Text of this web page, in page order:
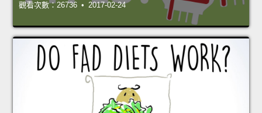
觀看次數：26736 • 2017-02-24